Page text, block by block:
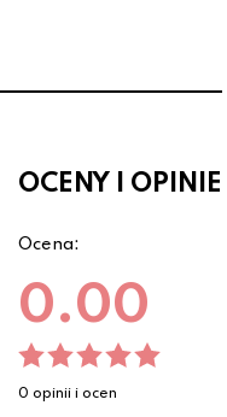
OCENY I OPINIE
Ocena:
0.00
0 opinii i ocen